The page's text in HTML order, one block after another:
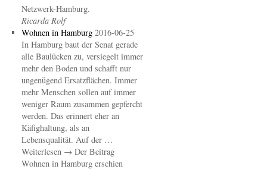
Netzwerk-Hamburg.
Ricarda Rolf
Wohnen in Hamburg 2016-06-25
In Hamburg baut der Senat gerade
alle Baulücken zu, versiegelt immer
mehr den Boden und schafft nur
ungenügend Ersatzflächen. Immer
mehr Menschen sollen auf immer
weniger Raum zusammen gepfercht
werden. Das erinnert eher an
Käfighaltung, als an
Lebensqualität. Auf der …
Weiterlesen → Der Beitrag
Wohnen in Hamburg erschien